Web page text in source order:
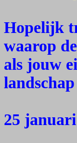
Hopelijk
waarop
als jouw
25